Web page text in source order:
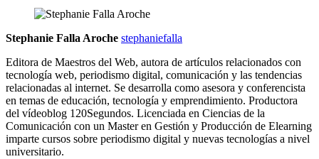
Stephanie Falla Aroche stephaniefalla
Editora de Maestros del Web, autora de artículos relacionados con
tecnología web, periodismo digital, comunicación y las tendencias
relacionadas al internet. Se desarrolla como asesora y conferencista
en temas de educación, tecnología y emprendimiento. Productora
del vídeoblog 120Segundos. Licenciada en Ciencias de la
Comunicación con un Master en Gestión y Producción de Elearning
imparte cursos sobre periodismo digital y nuevas tecnologías a nivel
universitario.